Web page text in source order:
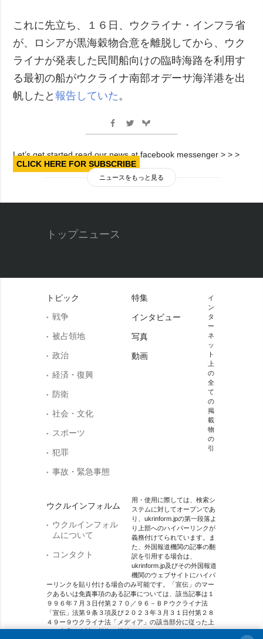
これに先立ち、１６日、ウクライナ・インフラ省
が、ロシアが黒海穀物合意を離脱してから、ウク
ライナが発表した民間船向けの臨時海路を利用す
る最初の船がウクライナ南部オデーサ海洋港を出
帆したと報告していた 。
Let’s get started read our news at facebook messenger > > >
CLICK HERE FOR SUBSCRIBE
ニュースをもっと見る
トップニュース
トピック
戦争
被占領地
政治
経済・復興
防衛
社会・文化
スポーツ
犯罪
事故・緊急事態
ウクルインフォルム
ウクルインフォル
ムについて
コンタクト
特集
インタビュー
写真
動画
イ
ン
タ
ー
ネ
ッ
ト
上
の
全
て
の
掲
載
物
の
引
用・使用に際しては、検索シ
ステムに対してオープンであ
り、ukrinform.jpの第一段落よ
り上部へのハイパーリンクが
義務付けてられています。ま
た、外国報道機関の記事の翻
訳を引用する場合は、
ukrinform.jp及びその外国報道
機関のウェブサイトにハイパ
ーリンクを貼り付ける場合のみ可能です。「宣伝」のマー
クあるいは免責事項のある記事については、該当記事は１
９９６年７月３日付第２７０／９６－ＢＰウクライナ法
「宣伝」法第９条３項及び２０２３年３月３１日付第２８
４９ー９ウクライナ法「メディア」の該当部分に従った上
で、合意／会計を根拠に掲載されています。